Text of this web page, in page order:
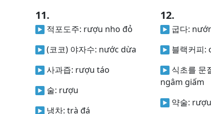
11.
적포도주: rượu nho đỏ
(코코) 야자수: nước dừa
사과즙: rượu táo
술: rượu
냉차: trà đá
12.
굽다:
블랙커피:
식초를 문
ngâm giấm
약술: